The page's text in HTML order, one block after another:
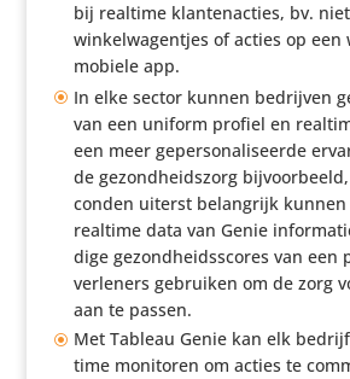
bij realtime klan­ten­ac­ties, bv.
winkel­wa­gen­tjes of acties op een
mobiele app.
In elke sector kunnen bedrijven
van een uniform profiel en
een meer geper­so­na­li­seerde
de gezond­heids­zorg
conden uiterst belang­rijk
realtime data van Genie
dige gezond­heids­scores van
ver­le­ners gebruiken om de zorg
aan te passen.
Met Tableau Genie kan elk bedrijf
time monitoren om acties te